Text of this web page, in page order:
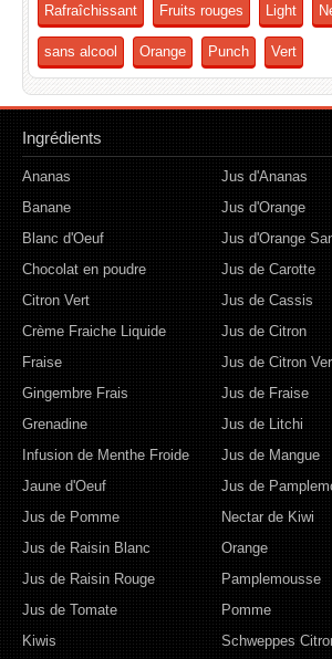
Rafraîchissant Fruits rouges Light
sans alcool Orange Punch Vert
Ingrédients
Ananas
Banane
Blanc d'Oeuf
Chocolat en poudre
Citron Vert
Crème Fraiche Liquide
Fraise
Gingembre Frais
Grenadine
Infusion de Menthe Froide
Jaune d'Oeuf
Jus d'Ananas
Jus d'Orange
Jus d'Orange
Jus de Carotte
Jus de Cassis
Jus de Citron
Jus de Citron
Jus de Fraise
Jus de Litchi
Jus de Mangue
Jus de
Jus de Pomme
Jus de Raisin Blanc
Jus de Raisin Rouge
Jus de Tomate
Kiwis
Nectar de Kiwi
Orange
Pamplemousse
Pomme
Schweppes